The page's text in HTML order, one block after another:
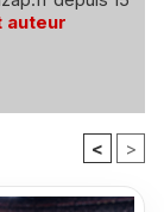
auteur
< >